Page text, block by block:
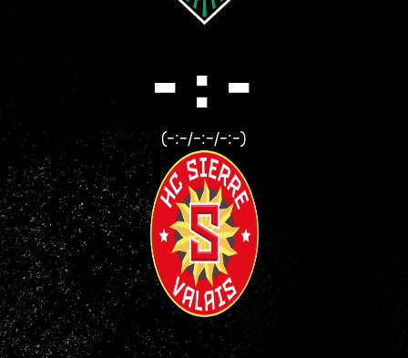
- : -
(-:-/-:-/-:-)